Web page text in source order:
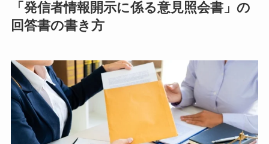
「発信者情報開示に係る意見照会書」の
回答書の書き方